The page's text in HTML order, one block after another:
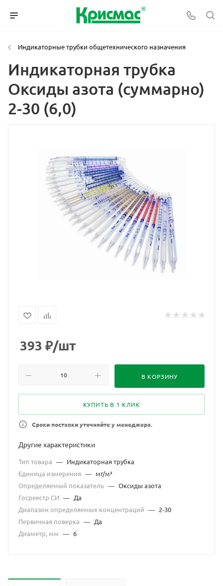
Индикаторные трубки общетехнического назначения
Индикаторная трубка
Оксиды азота (суммарно)
2-30 (6,0)
393 ₽/шт
В КОРЗИНУ
КУПИТЬ В 1 КЛИК
Сроки поставки уточняйте у менеджера.
Другие характеристики
Тип товара — Индикаторная трубка
Единица измерения — мг/м³
Определяемый показатель — Оксиды азота
Госреестр СИ — Да
Диапазон определяемых концентраций — 2-30
Первичная поверка — Да
Диаметр, мм — 6